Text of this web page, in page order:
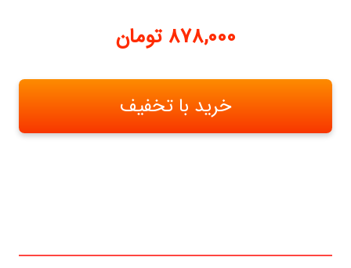
878,000 تومان
خرید با تخفیف